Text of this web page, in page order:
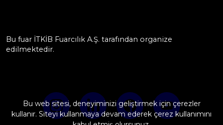
Bu fuar İTKİB Fuarcılık A.Ş. tarafından organize
edilmektedir.
Bu web sitesi, deneyiminizi geliştirmek için çerezler
kullanır. Siteyi kullanmaya devam ederek çerez kullanımını